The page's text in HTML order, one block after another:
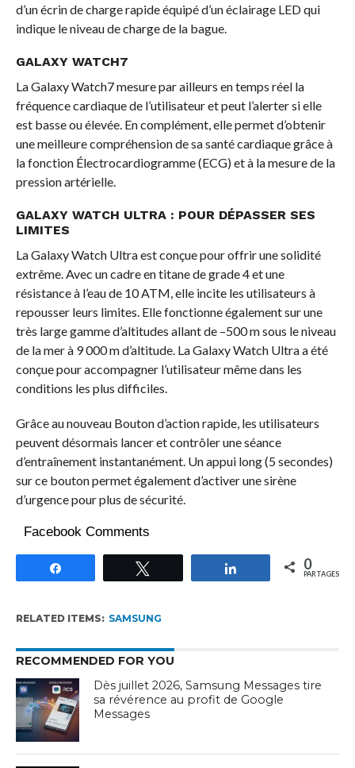
d’un écrin de charge rapide équipé d’un éclairage LED qui
indique le niveau de charge de la bague.
GALAXY WATCH7
La Galaxy Watch7 mesure par ailleurs en temps réel la
fréquence cardiaque de l’utilisateur et peut l’alerter si elle
est basse ou élevée. En complément, elle permet d’obtenir
une meilleure compréhension de sa santé cardiaque grâce à
la fonction Électrocardiogramme (ECG) et à la mesure de la
pression artérielle.
GALAXY WATCH ULTRA : POUR DÉPASSER SES
LIMITES
La Galaxy Watch Ultra est conçue pour offrir une solidité
extrême. Avec un cadre en titane de grade 4 et une
résistance à l’eau de 10 ATM, elle incite les utilisateurs à
repousser leurs limites. Elle fonctionne également sur une
très large gamme d’altitudes allant de –500 m sous le niveau
de la mer à 9 000 m d’altitude. La Galaxy Watch Ultra a été
conçue pour accompagner l’utilisateur même dans les
conditions les plus difficiles.
Grâce au nouveau Bouton d’action rapide, les utilisateurs
peuvent désormais lancer et contrôler une séance
d’entraînement instantanément. Un appui long (5 secondes)
sur ce bouton permet également d’activer une sirène
d’urgence pour plus de sécurité.
Facebook Comments
Partagez 0
PARTAGES
RELATED ITEMS: SAMSUNG
RECOMMENDED FOR YOU
Dès juillet 2026, Samsung Messages tire
sa révérence au profit de Google
Messages